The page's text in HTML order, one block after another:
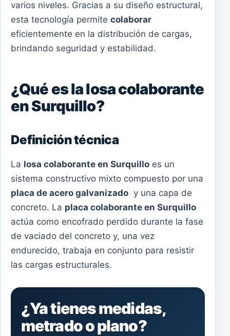
varios niveles. Gracias a su diseño estructural,
esta tecnología permite colaborar
eficientemente en la distribución de cargas,
brindando seguridad y estabilidad.
¿Qué es la losa colaborante
en Surquillo?
Definición técnica
La losa colaborante en Surquillo es un
sistema constructivo mixto compuesto por una
placa de acero galvanizado y una capa de
concreto. La placa colaborante en Surquillo
actúa como encofrado perdido durante la fase
de vaciado del concreto y, una vez
endurecido, trabaja en conjunto para resistir
las cargas estructurales.
¿Ya tienes medidas,
metrado o plano?